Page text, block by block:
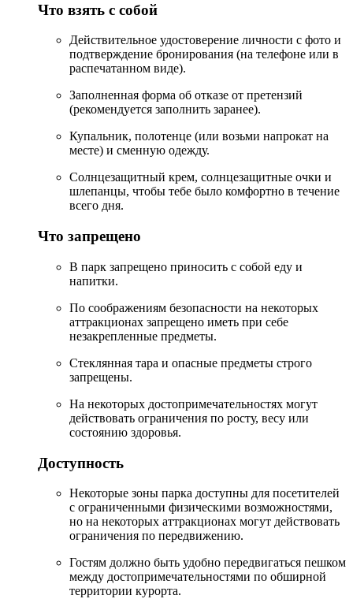
Что взять с собой
Действительное удостоверение личности с фото и
подтверждение бронирования (на телефоне или в
распечатанном виде).
Заполненная форма об отказе от претензий
(рекомендуется заполнить заранее).
Купальник, полотенце (или возьми напрокат на
месте) и сменную одежду.
Солнцезащитный крем, солнцезащитные очки и
шлепанцы, чтобы тебе было комфортно в течение
всего дня.
Что запрещено
В парк запрещено приносить с собой еду и
напитки.
По соображениям безопасности на некоторых
аттракционах запрещено иметь при себе
незакрепленные предметы.
Стеклянная тара и опасные предметы строго
запрещены.
На некоторых достопримечательностях могут
действовать ограничения по росту, весу или
состоянию здоровья.
Доступность
Некоторые зоны парка доступны для посетителей
с ограниченными физическими возможностями,
но на некоторых аттракционах могут действовать
ограничения по передвижению.
Гостям должно быть удобно передвигаться пешком
между достопримечательностями по обширной
территории курорта.